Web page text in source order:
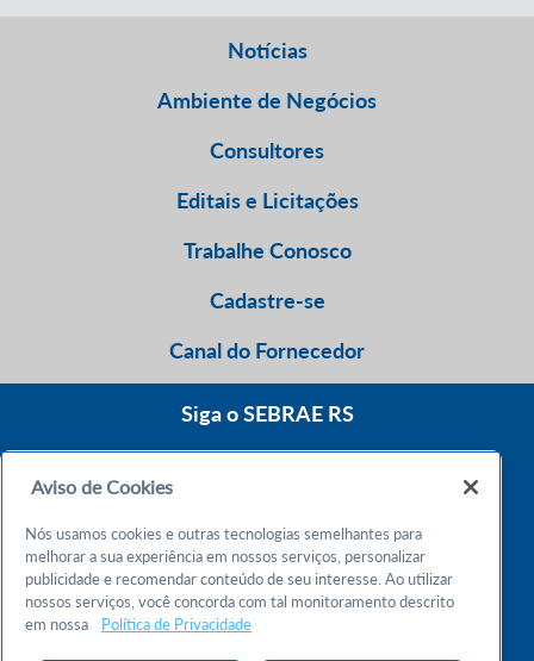
Notícias
Ambiente de Negócios
Consultores
Editais e Licitações
Trabalhe Conosco
Cadastre-se
Canal do Fornecedor
Siga o SEBRAE RS
Atendimento 24h
Chame no WhatsApp
Aviso de Cookies
Nós usamos cookies e outras tecnologias semelhantes para
melhorar a sua experiência em nossos serviços, personalizar
publicidade e recomendar conteúdo de seu interesse. Ao utilizar
nossos serviços, você concorda com tal monitoramento descrito
em nossa
Política de Privacidade